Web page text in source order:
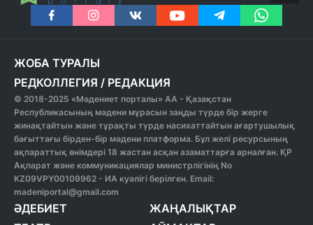
ЖОБА ТУРАЛЫ
РЕДКОЛЛЕГИЯ / РЕДАКЦИЯ
© 2018-2025 «Мәдениет порталы» АА - Қазақстан
Республикасының мәдени мұрасын заңды түрде бір жерге
жинақтайтын және тұрақты түрде насихаттайтын ағартушылық
бағыттағы бірден-бір мәдени платформа. Бұл желі ресурсының
ақпараттық өнімдері 18 жастан асқан азаматтарға арналған. ҚР
Ақпарат және коммуникациялар министрлігінің No
KZ09VPY00109962 - ИА куәлігі берілген. Email:
madeniportal@gmail.com
ӘДЕБИЕТ
ЖАҢАЛЫҚТАР